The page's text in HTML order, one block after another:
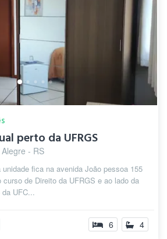
perto da UFRGS
- RS
fica na avenida João pessoa 155
de Direito da UFRGS e ao lado da
UFC...
6 4